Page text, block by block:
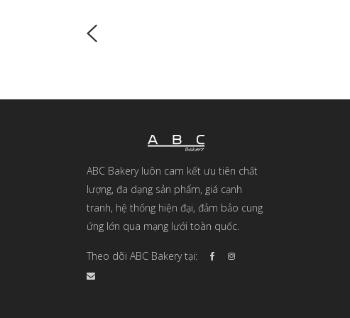
ABC Bakery luôn cam kết ưu tiên chất
lượng, đa dạng sản phẩm, giá cạnh
tranh, hệ thống hiện đại, đảm bảo cung
ứng lớn qua mạng lưới toàn quốc.
Theo dõi ABC Bakery tại: